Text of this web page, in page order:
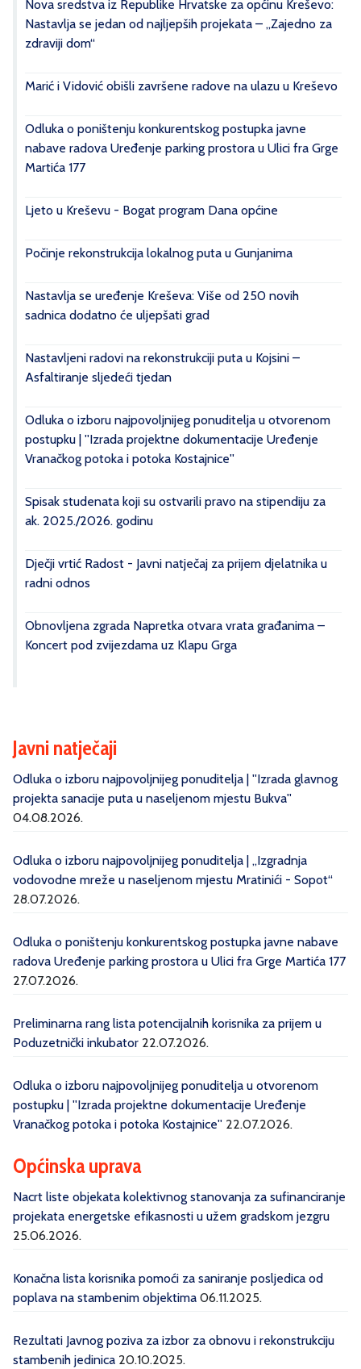
Nova sredstva iz Republike Hrvatske za općinu Kreševo:
Nastavlja se jedan od najljepših projekata – „Zajedno za
zdraviji dom“
Marić i Vidović obišli završene radove na ulazu u Kreševo
Odluka o poništenju konkurentskog postupka javne
nabave radova Uređenje parking prostora u Ulici fra Grge
Martića 177
Ljeto u Kreševu - Bogat program Dana općine
Počinje rekonstrukcija lokalnog puta u Gunjanima
Nastavlja se uređenje Kreševa: Više od 250 novih
sadnica dodatno će uljepšati grad
Nastavljeni radovi na rekonstrukciji puta u Kojsini –
Asfaltiranje sljedeći tjedan
Odluka o izboru najpovoljnijeg ponuditelja u otvorenom
postupku | ''Izrada projektne dokumentacije Uređenje
Vranačkog potoka i potoka Kostajnice''
Spisak studenata koji su ostvarili pravo na stipendiju za
ak. 2025./2026. godinu
Dječji vrtić Radost - Javni natječaj za prijem djelatnika u
radni odnos
Obnovljena zgrada Napretka otvara vrata građanima –
Koncert pod zvijezdama uz Klapu Grga
Javni natječaji
Odluka o izboru najpovoljnijeg ponuditelja | ''Izrada glavnog
projekta sanacije puta u naseljenom mjestu Bukva''
04.08.2026.
Odluka o izboru najpovoljnijeg ponuditelja | „Izgradnja
vodovodne mreže u naseljenom mjestu Mratinići - Sopot“
28.07.2026.
Odluka o poništenju konkurentskog postupka javne nabave
radova Uređenje parking prostora u Ulici fra Grge Martića 177
27.07.2026.
Preliminarna rang lista potencijalnih korisnika za prijem u
Poduzetnički inkubator 22.07.2026.
Odluka o izboru najpovoljnijeg ponuditelja u otvorenom
postupku | ''Izrada projektne dokumentacije Uređenje
Vranačkog potoka i potoka Kostajnice'' 22.07.2026.
Općinska uprava
Nacrt liste objekata kolektivnog stanovanja za sufinanciranje
projekata energetske efikasnosti u užem gradskom jezgru
25.06.2026.
Konačna lista korisnika pomoći za saniranje posljedica od
poplava na stambenim objektima 06.11.2025.
Rezultati Javnog poziva za izbor za obnovu i rekonstrukciju
stambenih jedinica 20.10.2025.